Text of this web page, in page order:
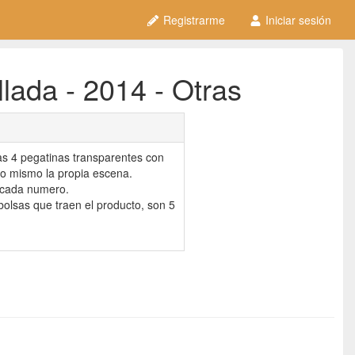
Registrarme Iniciar sesión
- 2014 - Otras
4 pegatinas transparentes con
mismo la propia escena.
numero.
que traen el producto, son 5